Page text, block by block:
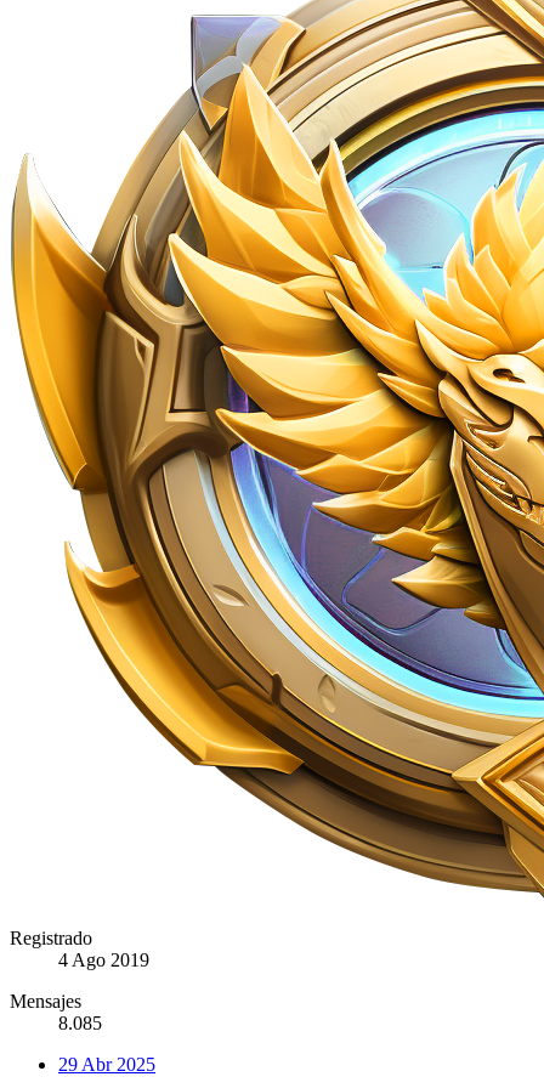
Registrado
4 Ago 2019
Mensajes
8.085
29 Abr 2025